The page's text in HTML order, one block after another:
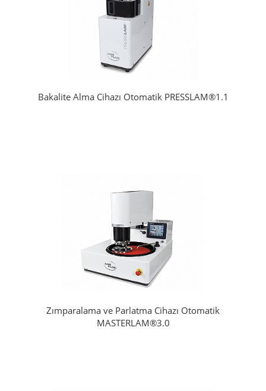
Bakalite Alma Cihazı Otomatik PRESSLAM®1.1
Zımparalama ve Parlatma Cihazı Otomatik
MASTERLAM®3.0